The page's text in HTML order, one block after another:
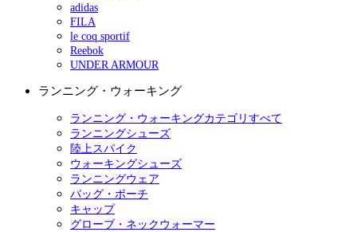
adidas
FILA
le coq sportif
Reebok
UNDER ARMOUR
ランニング・ウォーキング
ランニング・ウォーキングカテゴリすべて
ランニングシューズ
陸上スパイク
ウォーキングシューズ
ランニングウェア
バッグ・ポーチ
キャップ
グローブ・ネックウォーマー